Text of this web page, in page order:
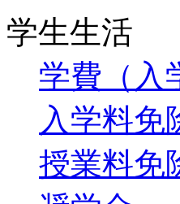
学生生活
学費（入
入学料免
授業料免